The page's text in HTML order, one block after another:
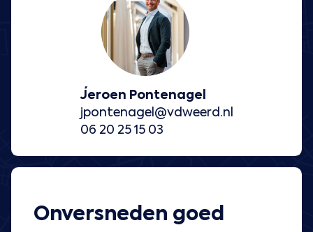
Onversneden goed
Jeroen Pontenagel
jpontenagel@vdweerd.nl
06 20 25 15 03